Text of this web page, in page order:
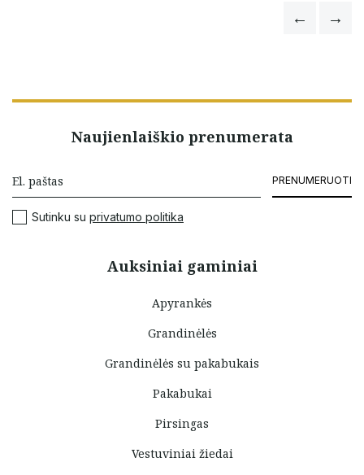
Auksiniai gaminiai
Apyrankės
Grandinėlės
Grandinėlės su pakabukais
Pakabukai
Pirsingas
Vestuviniai žiedai
Naujienlaiškio prenumerata
PRENUMERUOTI
Sutinku su privatumo politika